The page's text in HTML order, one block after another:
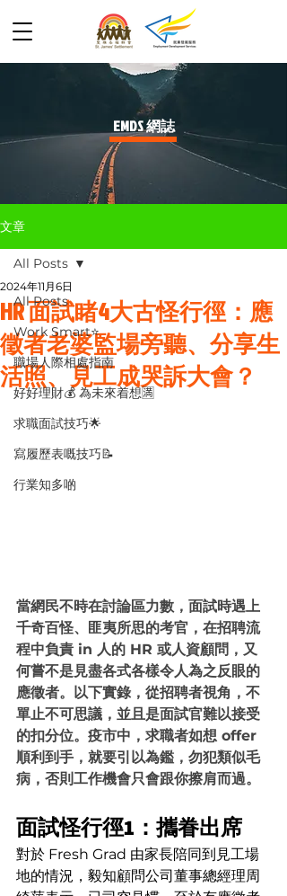
​EMDS 網誌
文章
All Posts
Work Smart⭐️
職場人際相處指南
好好理財💰 為未來着想🈵
求職面試技巧🌟
寫履歷表嘅技巧📝
行業知多啲
All Posts
HR 面試睹4大古怪行徑：應
徵者老婆監場旁聽、分享生
活照、見工成哭訴大會？
2024年11月6日
當網民不時在討論區力數，面試時遇上
千奇百怪、匪夷所思的考官，在招聘流
程中負責 in 人的 HR 或人資顧問，又
何嘗不是見盡各式各樣令人為之反眼的
應徵者。以下實錄，從招聘者視角，不
單止不可思議，並且是面試官難以接受
的扣分位。疫市中，求職者如想 offer
順利到手，就要引以為鑑，勿犯類似毛
病，否則工作機會只會跟你擦肩而過。
面試怪行徑1：攜眷出席
對於 Fresh Grad 由家長陪同到見工場
地的情況，毅知顧問公司董事總經理周